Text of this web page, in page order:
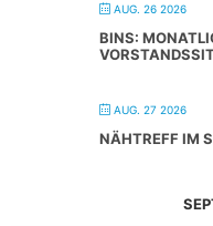
AUG. 26 2026
BINS:
AUG. 27 2026
NÄHTREFF IM